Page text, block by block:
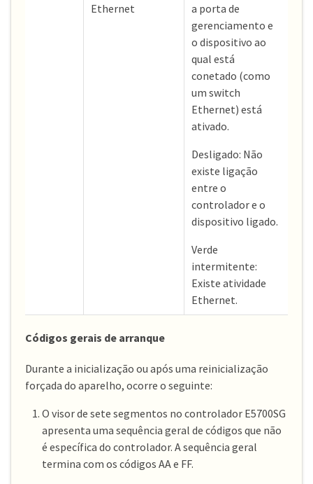
Ethernet
a porta de
gerenciamento e
o dispositivo ao
qual está
conetado (como
um switch
Ethernet) está
ativado.
Desligado: Não
existe ligação
entre o
controlador e o
dispositivo ligado.
Verde
intermitente:
Existe atividade
Ethernet.
Códigos gerais de arranque
Durante a inicialização ou após uma reinicialização
forçada do aparelho, ocorre o seguinte:
O visor de sete segmentos no controlador E5700SG
apresenta uma sequência geral de códigos que não
é específica do controlador. A sequência geral
termina com os códigos AA e FF.